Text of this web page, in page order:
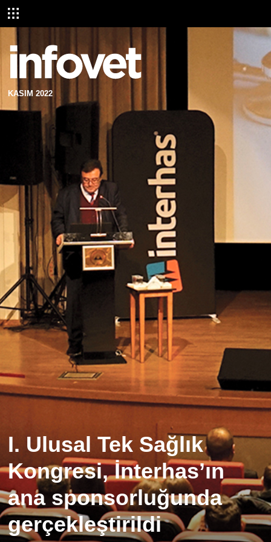
KASIM 2022
I. Ulusal Tek Sağlık
Kongresi, İnterhas’ın
ana sponsorluğunda
gerçekleştirildi